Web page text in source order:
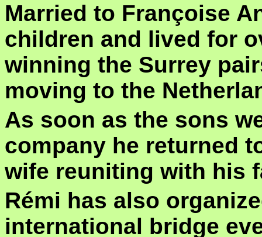
Married to Françoise
children and lived for
winning the Surrey
moving to the
As soon as the sons
company he returned
wife reuniting with his
Rémi has also
international bridge